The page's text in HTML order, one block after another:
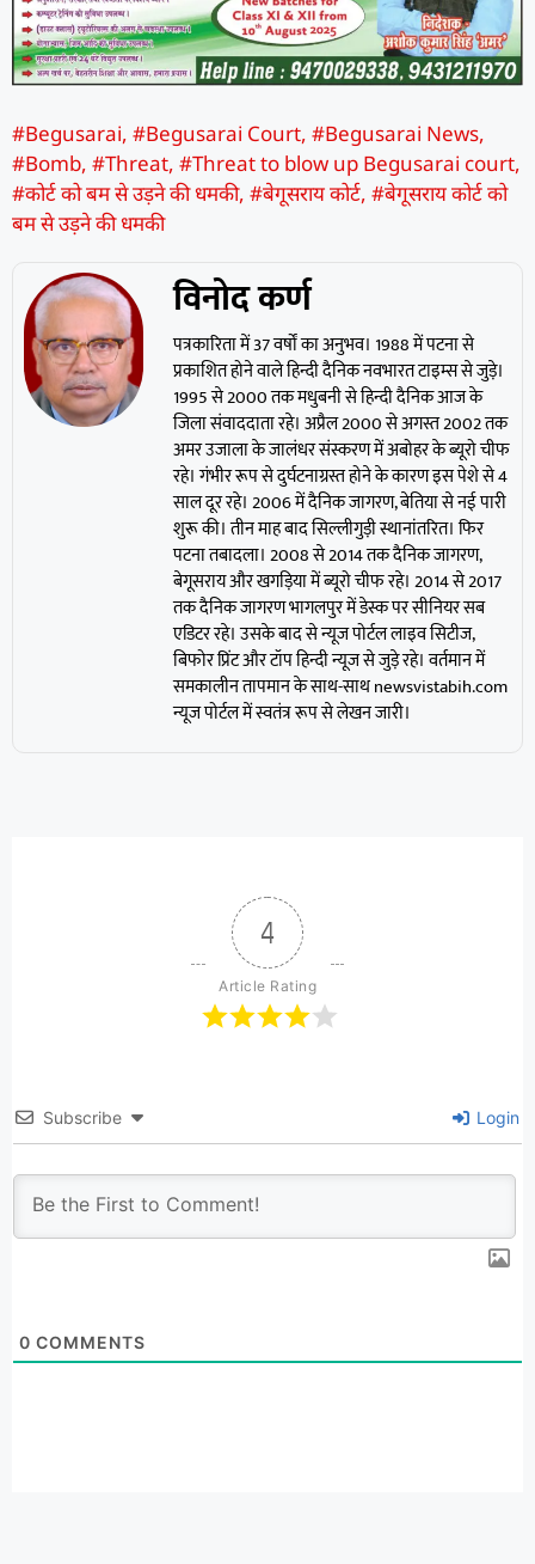
#Begusarai, #Begusarai Court, #Begusarai News,
#Bomb, #Threat, #Threat to blow up Begusarai court,
#कोर्ट को बम से उड़ने की धमकी, #बेगूसराय कोर्ट, #बेगूसराय कोर्ट को
बम से उड़ने की धमकी
विनोद कर्ण
पत्रकारिता में 37 वर्षों का अनुभव। 1988 में पटना से
प्रकाशित होने वाले हिन्दी दैनिक नवभारत टाइम्स से जुड़े।
1995 से 2000 तक मधुबनी से हिन्दी दैनिक आज के
जिला संवाददाता रहे। अप्रैल 2000 से अगस्त 2002 तक
अमर उजाला के जालंधर संस्करण में अबोहर के ब्यूरो चीफ
रहे। गंभीर रूप से दुर्घटनाग्रस्त होने के कारण इस पेशे से 4
साल दूर रहे। 2006 में दैनिक जागरण, बेतिया से नई पारी
शुरू की। तीन माह बाद सिल्लीगुड़ी स्थानांतरित। फिर
पटना तबादला। 2008 से 2014 तक दैनिक जागरण,
बेगूसराय और खगड़िया में ब्यूरो चीफ रहे। 2014 से 2017
तक दैनिक जागरण भागलपुर में डेस्क पर सीनियर सब
एडिटर रहे। उसके बाद से न्यूज पोर्टल लाइव सिटीज,
बिफोर प्रिंट और टॉप हिन्दी न्यूज से जुड़े रहे। वर्तमान में
समकालीन तापमान के साथ-साथ newsvistabih.com
न्यूज पोर्टल में स्वतंत्र रूप से लेखन जारी।
4
Article Rating
Subscribe Login
0 COMMENTS